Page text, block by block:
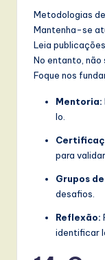
Metodologias
Mantenha-se
Leia
No entanto, não
Foque nos
Mentoria:
lo.
para
Grupos
desafios.
Reflexão:
identificar